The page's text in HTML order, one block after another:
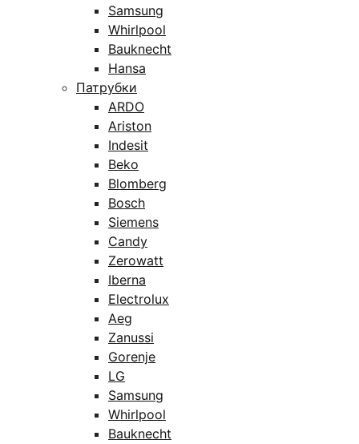
Samsung
Whirlpool
Bauknecht
Hansa
Патрубки
ARDO
Ariston
Indesit
Beko
Blomberg
Bosch
Siemens
Candy
Zerowatt
Iberna
Electrolux
Aeg
Zanussi
Gorenje
LG
Samsung
Whirlpool
Bauknecht